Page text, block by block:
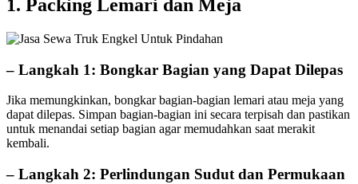
1. Packing Lemari dan Meja
– Langkah 1: Bongkar Bagian yang Dapat Dilepas
Jika memungkinkan, bongkar bagian-bagian lemari atau meja yang
dapat dilepas. Simpan bagian-bagian ini secara terpisah dan pastikan
untuk menandai setiap bagian agar memudahkan saat merakit
kembali.
– Langkah 2: Perlindungan Sudut dan Permukaan